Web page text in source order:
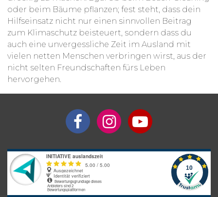
oder beim Bäume pflanzen; fest steht, dass dein
Hilfseinsatz nicht nur einen sinnvollen Beitrag
zum Klimaschutz beisteuert, sondern dass du
auch eine unvergessliche Zeit im Ausland mit
vielen netten Menschen verbringen wirst, aus der
nicht selten Freundschaften fürs Leben
hervorgehen.